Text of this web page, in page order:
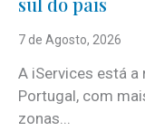
7 de Agosto, 2026
A iServices está
Portugal, com
zonas...